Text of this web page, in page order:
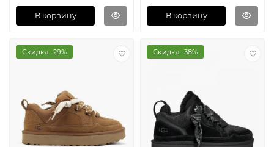
В корзину В корзину
Скидка -29% Скидка -38%